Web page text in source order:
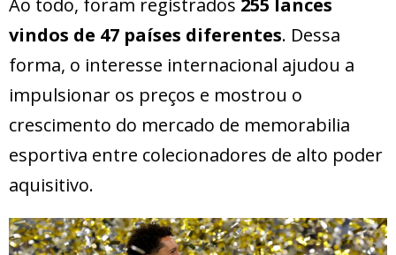
Ao todo, foram registrados 255 lances
vindos de 47 países diferentes. Dessa
forma, o interesse internacional ajudou a
impulsionar os preços e mostrou o
crescimento do mercado de memorabilia
esportiva entre colecionadores de alto poder
aquisitivo.